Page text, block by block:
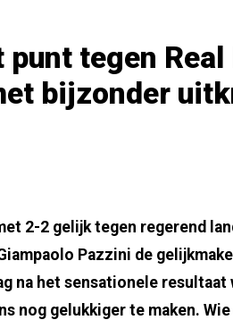
punt tegen
bijzonder
2-2 gelijk tegen regerend
Pazzini de
na het sensationele
nog gelukkiger te maken.